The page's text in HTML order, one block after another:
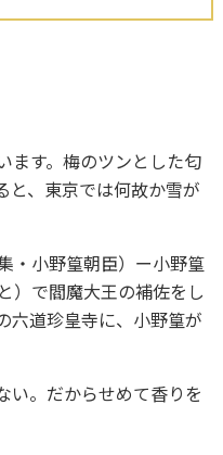
ます。梅のツンとした匂
と、東京では何故か雪が
・小野篁朝臣）ー小野篁
）で閻魔大王の補佐をし
六道珍皇寺に、小野篁が
い。だからせめて香りを